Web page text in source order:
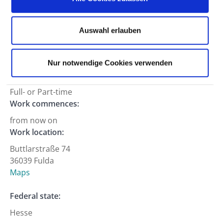
Auswahl erlauben
Nur notwendige Cookies verwenden
Care services
Certified nurse (m/f)
Department:
Working hours:
Full- or Part-time
Work commences:
from now on
Work location:
Buttlarstraße 74
36039 Fulda
Maps
Federal state:
Hesse